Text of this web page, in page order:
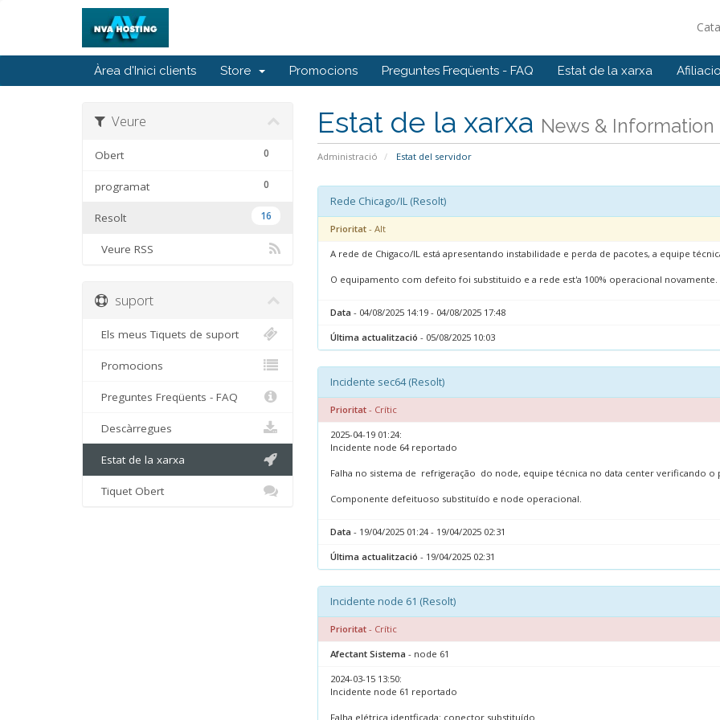
Àrea d'Inici clients Store Promocions Preguntes Freqüents - FAQ Estat de la xarxa
Estat de la xarxa News & Information
Administració Estat del servidor
Veure
0
Obert
0
programat
16
Resolt
Veure RSS
Rede Chicago/IL (Resolt)
Prioritat- Alt
A rede de Chigaco/IL está apresentando instabilidade e perda de pacotes, a equipe
O equipamento com defeito foi substituido e a rede est'a 100% operacional novamente.
Data - 04/08/2025 14:19 - 04/08/2025 17:48
Última actualització - 05/08/2025 10:03
Incidente sec64 (Resolt)
Prioritat- Crític
2025-04-19 01:24:
Incidente node 64 reportado
Falha no sistema de refrigeração do node, equipe técnica no data center verificando o
Componente defeituoso substituído e node operacional.
Data - 19/04/2025 01:24 - 19/04/2025 02:31
Última actualització - 19/04/2025 02:31
Incidente node 61 (Resolt)
Prioritat- Crític
Afectant Sistema - node 61
2024-03-15 13:50:
Incidente node 61 reportado
Falha elétrica identficada: conector substituído
suport
Els meus Tiquets de suport
Promocions
Preguntes Freqüents - FAQ
Descàrregues
Estat de la xarxa
Tiquet Obert